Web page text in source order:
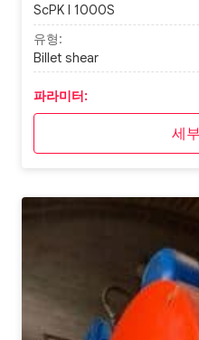
ScPK I 1000S
유형:
Billet shear
파라미터:
세